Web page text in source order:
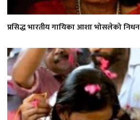
प्रसिद्ध भारतीय गायिका आशा भोसलेको निधन